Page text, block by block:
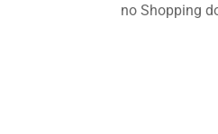
no Shopping